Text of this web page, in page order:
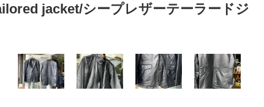
jacket/シープレザーテーラードジ